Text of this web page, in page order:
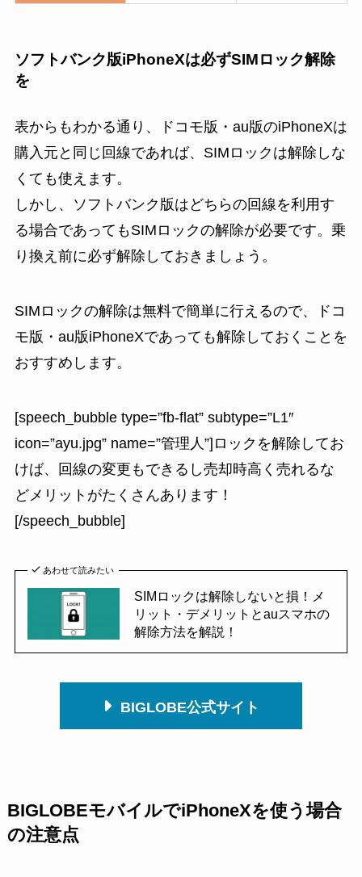
ソフトバンク版iPhoneXは必ずSIMロック解除
を
表からもわかる通り、ドコモ版・au版のiPhoneXは
購入元と同じ回線であれば、SIMロックは解除しな
くても使えます。
しかし、
ソフトバンク版はどちらの回線を利用す
る場合であってもSIMロックの解除が必要です。乗
り換え前に必ず解除しておきましょう。
SIMロックの解除は無料で簡単に行えるので、ドコ
モ版・au版iPhoneXであっても解除しておくことを
おすすめします。
[speech_bubble type=”fb-flat” subtype=”L1″
icon=”ayu.jpg” name=”管理人”]ロックを解除してお
けば、回線の変更もできるし売却時高く売れるな
どメリットがたくさんあります！
[/speech_bubble]
あわせて読みたい
SIMロックは解除しないと損！メ
リット・デメリットとauスマホの
解除方法を解説！
BIGLOBE公式サイト
BIGLOBEモバイルでiPhoneXを使う場合
の注意点